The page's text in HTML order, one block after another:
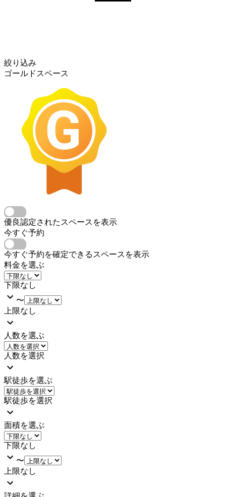
絞り込み
ゴールドスペース
優良認定されたスペースを表示
今すぐ予約
今すぐ予約を確定できるスペースを表示
料金を選ぶ
下限なし
〜
上限なし
人数を選ぶ
人数を選択
駅徒歩を選ぶ
駅徒歩を選択
面積を選ぶ
下限なし
〜
上限なし